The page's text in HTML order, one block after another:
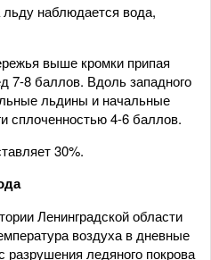
льду наблюдается вода,
выше кромки припая
7-8 баллов. Вдоль западного
льдины и начальные
сплоченностью 4-6 баллов.
30%.
Ленинградской области
воздуха в дневные
ледяного покрова